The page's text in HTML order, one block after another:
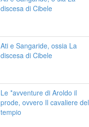
discesa di Cibele
Ati e Sangaride, ossia La
discesa di Cibele
Le *avventure di Aroldo il
prode, ovvero Il cavaliere del
tempio